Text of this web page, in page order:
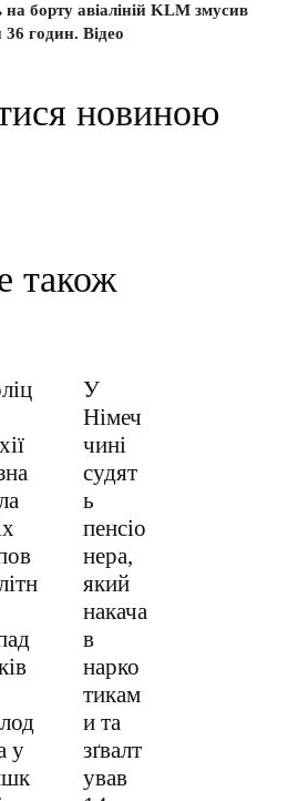
борту авіаліній KLM змусив
годин. Відео
новиною
також
у
У
Німеч
чині
судят
ь
пенсіо
нера,
який
накача
в
нарко
тикам
и та
зґвалт
ував